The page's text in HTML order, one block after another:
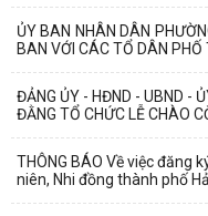
ỦY BAN NHÂN DÂN
BAN VỚI CÁC TỔ DÂN
ĐẢNG ỦY - HĐND - UBND -
ĐẰNG TỔ CHỨC LỄ CHÀO
THÔNG BÁO Về việc đăng
niên, Nhi đồng thành phố